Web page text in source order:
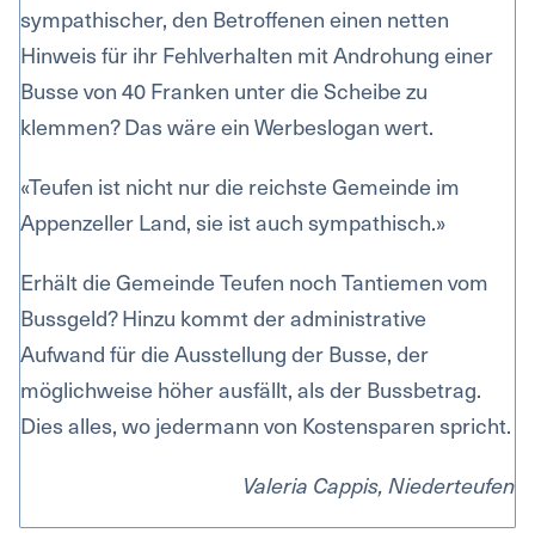
sympathischer, den Betroffenen einen netten
Hinweis für ihr Fehlverhalten mit Androhung einer
Busse von 40 Franken unter die Scheibe zu
klemmen? Das wäre ein Werbeslogan wert.
«Teufen ist nicht nur die reichste Gemeinde im
Appenzeller Land, sie ist auch sympathisch.»
Erhält die Gemeinde Teufen noch Tantiemen vom
Bussgeld? Hinzu kommt der administrative
Aufwand für die Ausstellung der Busse, der
möglichweise höher ausfällt, als der Bussbetrag.
Dies alles, wo jedermann von Kostensparen spricht.
Valeria Cappis, Niederteufen